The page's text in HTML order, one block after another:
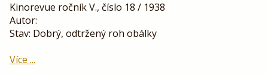
Kinorevue ročník V., číslo 18 / 1938
Autor:
Stav: Dobrý, odtržený roh obálky
Více ...